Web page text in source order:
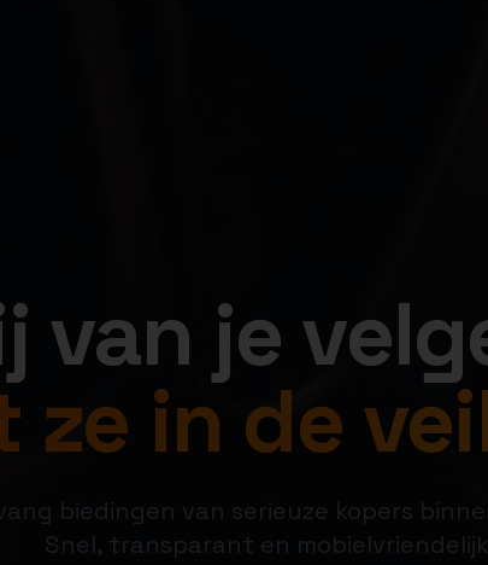
van je
ze in de
biedingen van serieuze kopers
Snel, transparant en